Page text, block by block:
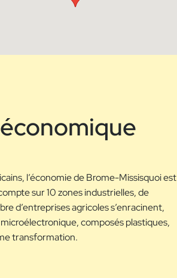
l’économie de Brome-Missisquoi est
sur 10 zones industrielles, de
d’entreprises agricoles s’enracinent,
composés plastiques,
transformation.